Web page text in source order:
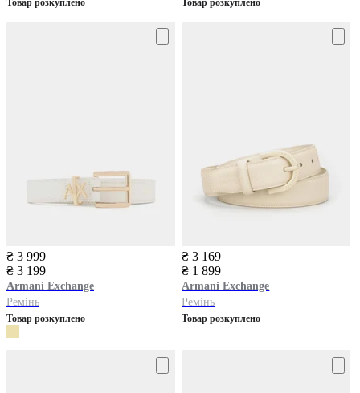
Товар розкуплено Товар розкуплено
₴ 3 999
₴ 3 199
Armani Exchange
Ремінь
Товар розкуплено
₴ 3 169
₴ 1 899
Armani Exchange
Ремінь
Товар розкуплено